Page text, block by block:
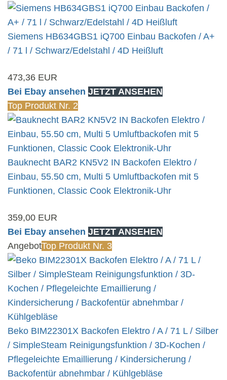
Siemens HB634GBS1 iQ700 Einbau Backofen / A+
/ 71 l / Schwarz/Edelstahl / 4D Heißluft
473,36 EUR
Bei Ebay ansehen JETZT ANSEHEN
Top Produkt Nr. 2
Bauknecht BAR2 KN5V2 IN Backofen Elektro /
Einbau, 55.50 cm, Multi 5 Umluftbackofen mit 5
Funktionen, Classic Cook Elektronik-Uhr
359,00 EUR
Bei Ebay ansehen JETZT ANSEHEN
AngebotTop Produkt Nr. 3
Beko BIM22301X Backofen Elektro / A / 71 L / Silber
/ SimpleSteam Reinigungsfunktion / 3D-Kochen /
Pflegeleichte Emaillierung / Kindersicherung /
Backofentür abnehmbar / Kühlgebläse